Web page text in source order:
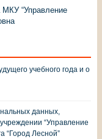
МКУ “Управление
учебного года и о
данных,
“Управление
“Город Лесной”